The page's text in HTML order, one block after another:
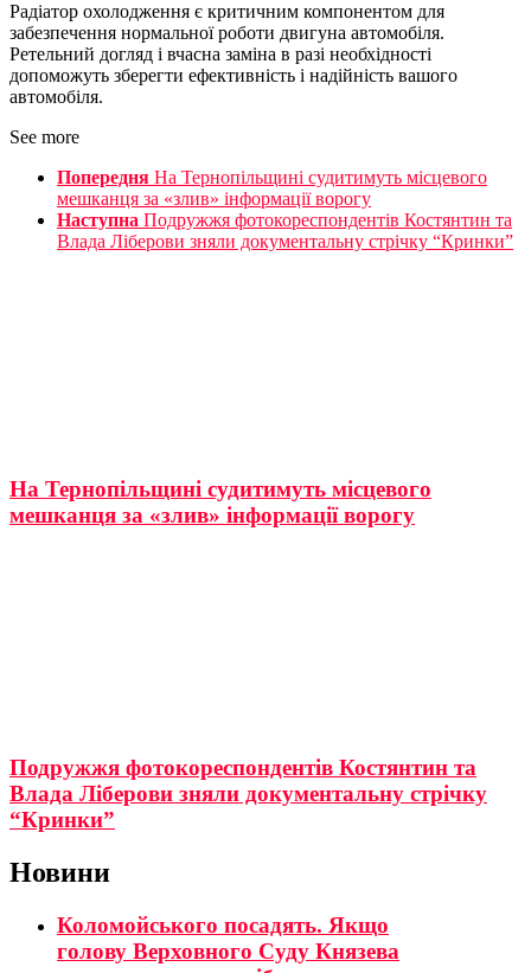
Радіатор охолодження є критичним компонентом для
забезпечення нормальної роботи двигуна автомобіля.
Ретельний догляд і вчасна заміна в разі необхідності
допоможуть зберегти ефективність і надійність вашого
автомобіля.
See more
Попередня На Тернопільщині судитимуть місцевого
мешканця за «злив» інформації ворогу
Наступна Подружжя фотокореспондентів Костянтин та
Влада Ліберови зняли документальну стрічку “Кринки”
На Тернопільщині судитимуть місцевого
мешканця за «злив» інформації ворогу
Подружжя фотокореспондентів Костянтин та
Влада Ліберови зняли документальну стрічку
“Кринки”
Новини
Коломойського посадять. Якщо
голову Верховного Суду Князева